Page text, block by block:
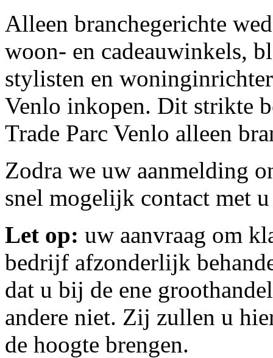
Alleen branchegerichte
woon- en cadeauwinkels,
stylisten en
Venlo inkopen. Dit strikte
Trade Parc Venlo alleen
Zodra we uw aanmelding
snel mogelijk contact met
Let op: uw aanvraag om
bedrijf afzonderlijk
dat u bij de ene
andere niet. Zij zullen u
de hoogte brengen.